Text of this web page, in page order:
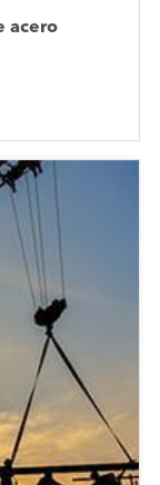
acero